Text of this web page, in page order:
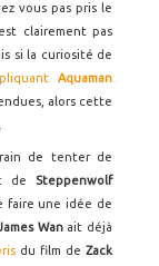
vous pas pris le
clairement pas
si la curiosité de
Aquaman
alors cette
de tenter de
de Steppenwolf
faire une idée de
Wan ait déjà
du film deZack